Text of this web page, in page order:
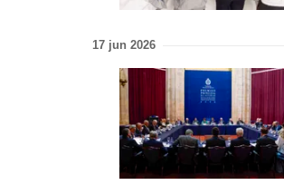
17 jun 2026